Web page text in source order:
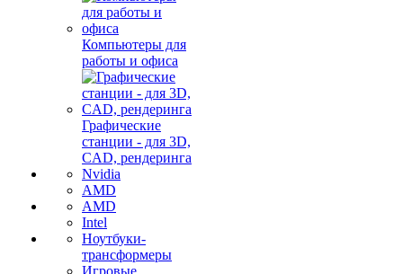
Компьютеры для
работы и офиса
Графические
станции - для 3D,
CAD, рендеринга
Nvidia
AMD
AMD
Intel
Ноутбуки-
трансформеры
Игровые